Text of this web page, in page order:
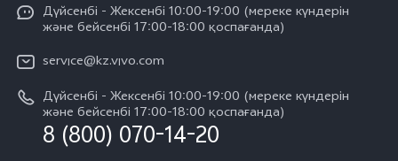
V60
V60 Lite 5G
Барлық үлгілер
Қосалқы бөлшектердің құнын сұрау
Жүйені жаңарту
vivo кепілдік туралы нұсқаулық
Баспасөз орталығы
vivo компаниясында жұмыс жасау
Құқықтық хабарламалар
Біз туралы
Дүйсенбі - Жексенбі 10:00-19:00 (мереке күндерін
және бейсенбі 17:00-18:00 қоспағанда)
service@kz.vivo.com
Дүйсенбі - Жексенбі 10:00-19:00 (мереке күндерін
және бейсенбі 17:00-18:00 қоспағанда)
8 (800) 070-14-20